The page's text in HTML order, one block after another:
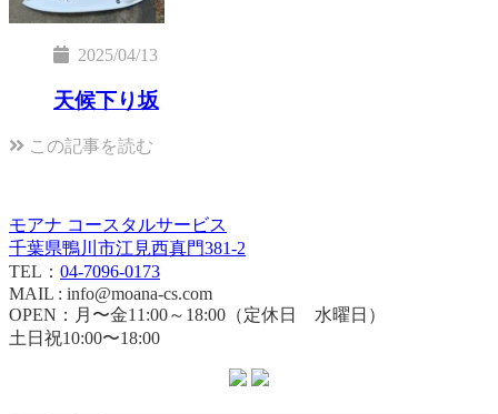
2025/04/13
天候下り坂
この記事を読む
モアナ コースタルサービス
千葉県鴨川市江見西真門381-2
TEL： 04-7096-0173
MAIL : info@moana-cs.com
OPEN：月〜金11:00～18:00（定休日 水曜日）
土日祝10:00〜18:00